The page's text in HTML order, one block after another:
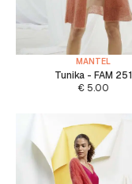
MANTEL
Tunika - FAM 251
€5.00